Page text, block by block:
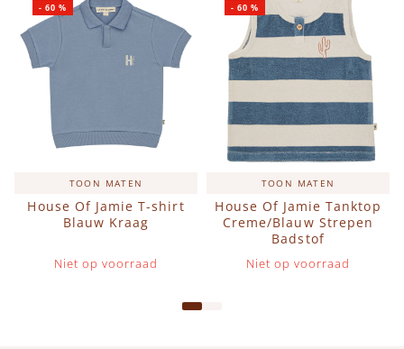
TOON MATEN
House Of Jamie T-shirt
Blauw Kraag
Niet op voorraad
-60 %
TOON MATEN
House Of Jamie Tanktop
Creme/Blauw Strepen
Badstof
Niet op voorraad
-60 %